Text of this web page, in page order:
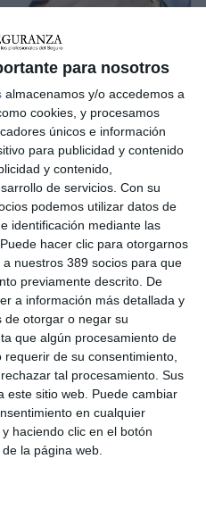
para nosotros
almacenamos y/o accedemos a
cookies, y procesamos
únicos e información
para publicidad y contenido
y contenido,
de servicios. Con su
podemos utilizar datos de
identificación mediante las
hacer clic para otorgarnos
nuestros 389 socios para que
previamente descrito. De
a información más detallada y
de otorgar o negar su
que algún procesamiento de
de su consentimiento,
tal procesamiento. Sus
este sitio web. Puede cambiar
en cualquier
haciendo clic en el botón
la página web.
de Automóvil como
sector
A.M.A.son los segundos mejor
última edición delÍndice Stiga
La compañía informa de
nacionales de Automóviles
a A.M.A. el 2º mejor nivel
con 34,69 puntos